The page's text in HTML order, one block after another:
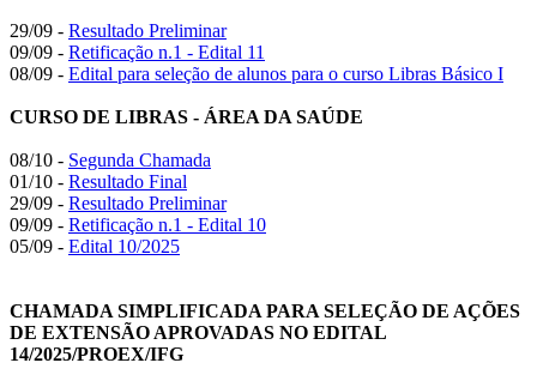
29/09 - Resultado Preliminar
09/09 - Retificação n.1 - Edital 11
08/09 - Edital para seleção de alunos para o curso Libras Básico I
CURSO DE LIBRAS - ÁREA DA SAÚDE
08/10 - Segunda Chamada
01/10 - Resultado Final
29/09 - Resultado Preliminar
09/09 - Retificação n.1 - Edital 10
05/09 - Edital 10/2025
CHAMADA SIMPLIFICADA PARA SELEÇÃO DE AÇÕES
DE EXTENSÃO APROVADAS NO EDITAL
14/2025/PROEX/IFG